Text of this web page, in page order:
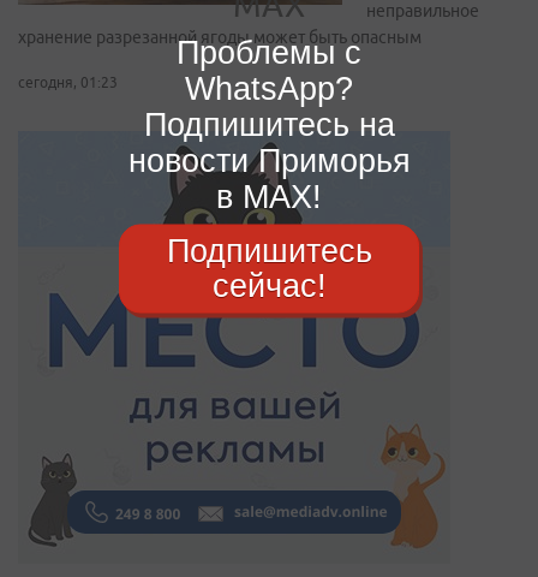
неправильное
хранение разрезанной ягоды может быть опасным
сегодня, 01:23
Проблемы с
WhatsApp?
Подпишитесь на
новости Приморья
в MAX!
Подпишитесь
сейчас!